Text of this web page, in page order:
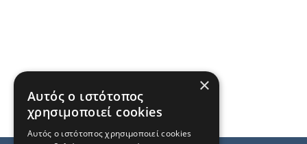
×
Αυτός ο ιστότοπος
χρησιμοποιεί cookies
Αυτός ο ιστότοπος χρησιμοποιεί cookies